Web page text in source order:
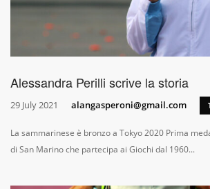
Alessandra Perilli scrive la storia
29 July 2021 alangasperoni@gmail.com
La sammarinese è bronzo a Tokyo 2020 Prima
di San Marino che partecipa ai Giochi dal 1960...